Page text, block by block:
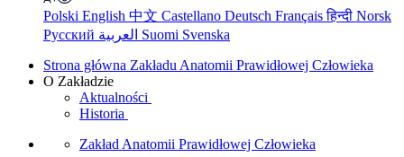
Polski English 中文 Castellano Deutsch Françaisहिन्दी Norsk
Русский
Suomi Svenska
Strona główna Zakładu Anatomii Prawidłowej Człowieka
O Zakładzie
Aktualności
Historia
Zakład Anatomii Prawidłowej Człowieka